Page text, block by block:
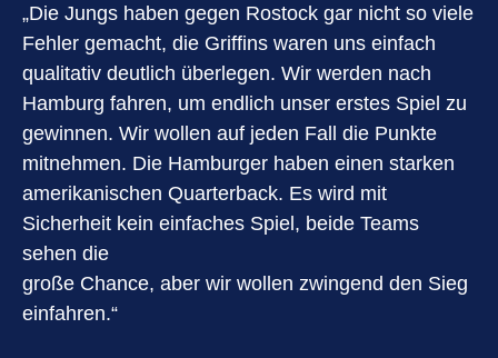
„Die Jungs haben gegen Rostock gar nicht so viele
Fehler gemacht, die Griffins waren uns einfach
qualitativ deutlich überlegen. Wir werden nach
Hamburg fahren, um endlich unser erstes Spiel zu
gewinnen. Wir wollen auf jeden Fall die Punkte
mitnehmen. Die Hamburger haben einen starken
amerikanischen Quarterback. Es wird mit
Sicherheit kein einfaches Spiel, beide Teams
sehen die
große Chance, aber wir wollen zwingend den Sieg
einfahren.“